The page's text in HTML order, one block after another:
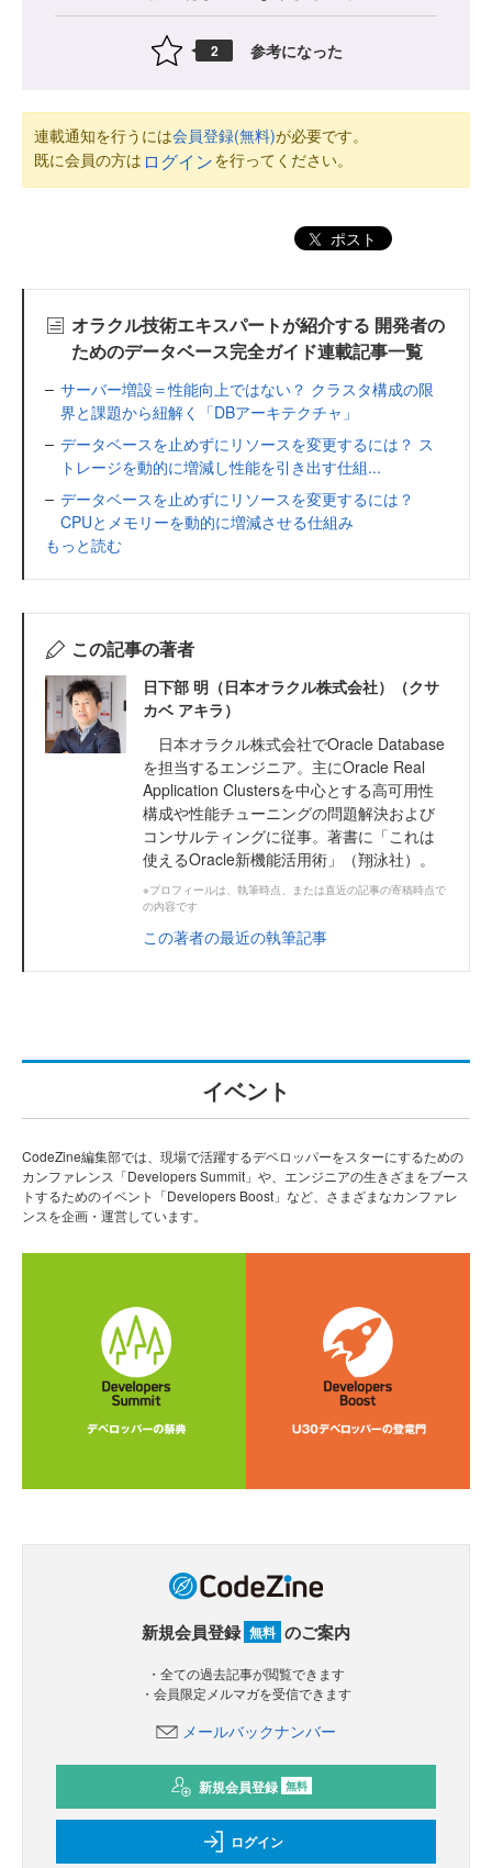
2 参考になった
連載通知を行うには会員登録(無料)が必要です。
既に会員の方は ログインを行ってください。
ポスト
オラクル技術エキスパートが紹介する 開発者の
ためのデータベース完全ガイド連載記事一覧
サーバー増設＝性能向上ではない？ クラスタ構成の限
界と課題から紐解く「DBアーキテクチャ」
データベースを止めずにリソースを変更するには？ ス
トレージを動的に増減し性能を引き出す仕組...
データベースを止めずにリソースを変更するには？
CPUとメモリーを動的に増減させる仕組み
もっと読む
この記事の著者
日下部 明（日本オラクル株式会社）（クサ
カベ アキラ）
日本オラクル株式会社でOracle Database
を担当するエンジニア。主にOracle Real
Application Clustersを中心とする高可用性
構成や性能チューニングの問題解決および
コンサルティングに従事。著書に「これは
使えるOracle新機能活用術」（翔泳社）。
※プロフィールは、執筆時点、または直近の記事の寄稿時点で
の内容です
この著者の最近の執筆記事
イベント
CodeZine編集部では、現場で活躍するデベロッパーをスターにするための
カンファレンス「Developers Summit」や、エンジニアの生きざまをブース
トするためのイベント「Developers Boost」など、さまざまなカンファレ
ンスを企画・運営しています。
新規会員登録 無料 のご案内
・全ての過去記事が閲覧できます
・会員限定メルマガを受信できます
メールバックナンバー
新規会員登録 無料
ログイン